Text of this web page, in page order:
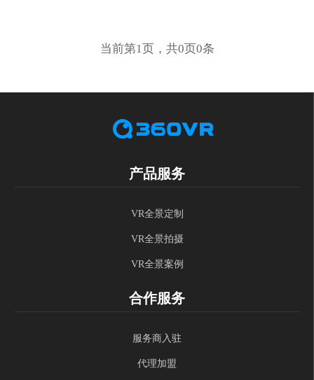
当前第1页，共0页0条
产品服务
VR全景定制
VR全景拍摄
VR全景案例
合作服务
服务商入驻
代理加盟